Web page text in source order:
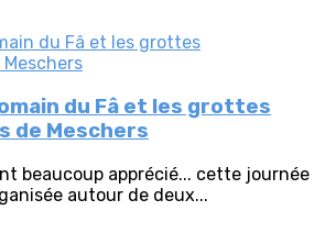
du Fâ et les grottes
de Meschers
beaucoup apprécié... cette journée
autour de deux...